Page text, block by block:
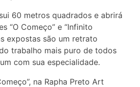
60 metros quadrados e abrirá
“O Começo” e “Infinito
expostas são um retrato
trabalho mais puro de todos
com sua especialidade.
na Rapha Preto Art